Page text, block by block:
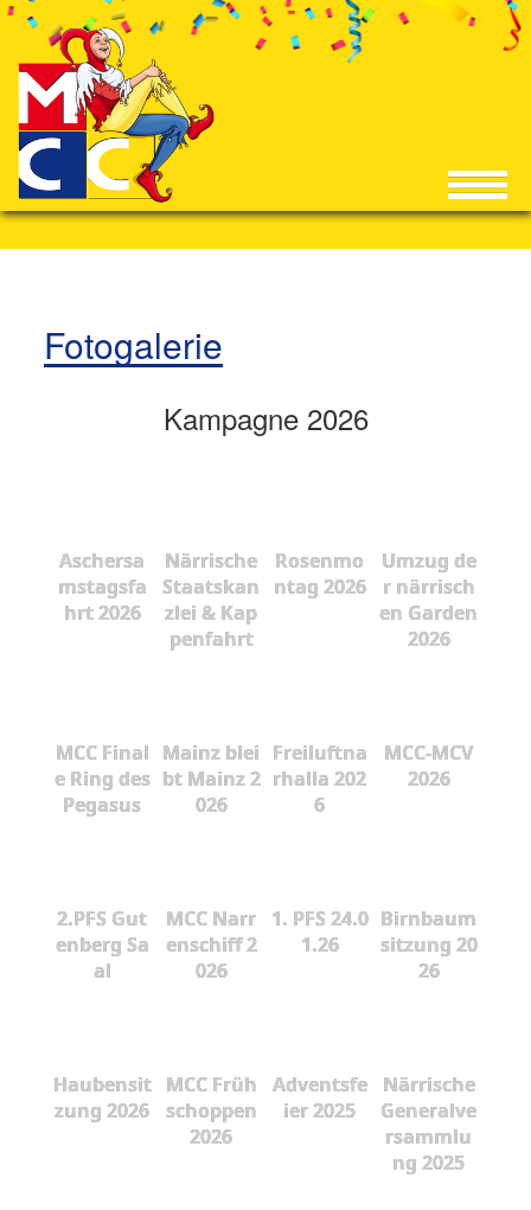
Fotogalerie
Kampagne 2026
Aschersa
mstagsfa
hrt 2026
Närrische
Staatskan
zlei & Kap
penfahrt
Rosenmo
ntag 2026
Umzug de
r närrisch
en Garden
2026
MCC Final
e Ring des
Pegasus
Mainz blei
bt Mainz 2
026
Freiluftna
rhalla 202
6
MCC-MCV
2026
2.PFS Gut
enberg Sa
al
MCC Narr
enschiff 2
026
1. PFS 24.0
1.26
Birnbaum
sitzung 20
26
Haubensit
zung 2026
MCC Früh
schoppen
2026
Adventsfe
ier 2025
Närrische
Generalve
rsammlu
ng 2025